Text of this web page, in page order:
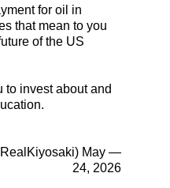
for oil in
that mean to you
of the US
to invest about and
— Robert Kiyosaki (@theRealKiyosaki)
May
24, 2026